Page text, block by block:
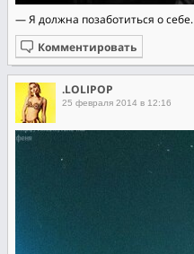
— Я должна позаботиться о себе.
Комментировать
.LOLIPOP
25 февраля 2014 в 12:16